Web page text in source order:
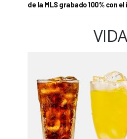
de la MLS grabado 100% con el
VIDA